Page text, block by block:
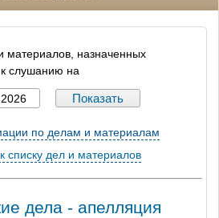
материалов, назначенных
к слушанию на
по делам и материалам
списку дел и материалов
дела - апелляция